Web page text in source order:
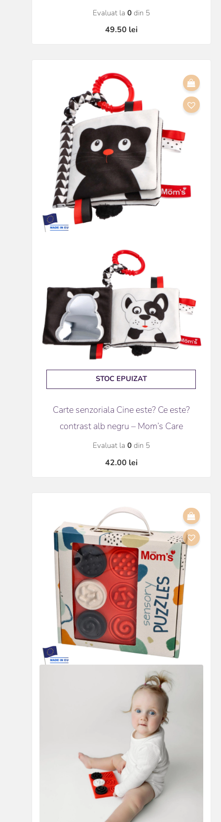
Evaluat la 0din 5
49.50 lei
STOC EPUIZAT
Carte senzoriala Cine este? Ce este?
contrast alb negru – Mom’s Care
Evaluat la 0din 5
42.00 lei